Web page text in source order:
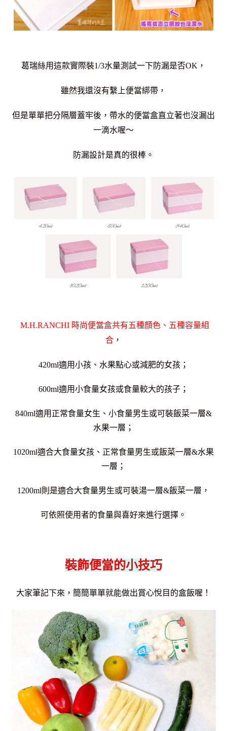
葛瑞絲用這款實際裝1/3水量測試一下防漏是否OK，
雖然我還沒有繫上便當綁帶，
但是單單把分隔層蓋牢後，帶水的便當盒直立著也沒漏出
一滴水喔～
防漏設計是真的很棒。
M.H.RANCHI 時尚便當盒共有五種顏色、五種容量組
合 ，
420ml適用小孩、水果點心或減肥的女孩；
600ml適用小食量女孩或食量較大的孩子；
840ml適用正常食量女生、小食量男生或可裝飯菜一層&
水果一層；
1020ml適合大食量女孩、正常食量男生或飯菜一層&水果
一層；
1200ml則是適合大食量男生或可裝湯一層&飯菜一層，
可依照使用者的食量與喜好來進行選擇。
裝飾便當的小技巧
大家筆記下來， 簡簡單單就能做出賞心悅目的盒飯喔！